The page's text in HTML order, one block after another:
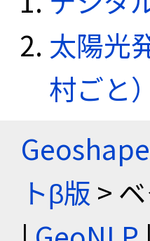
太陽光
村ごと
トβ版 >